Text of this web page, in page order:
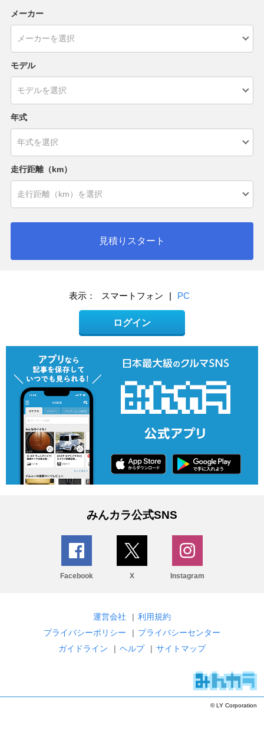
メーカー
モデル
年式
走行距離（km）
見積りスタート
表示： スマートフォン | PC
ログイン
みんカラ公式SNS
Facebook X Instagram
運営会社 | 利用規約
プライバシーポリシー
| プライバシーセンター
ガイドライン
| ヘルプ | サイトマップ
© LY Corporation